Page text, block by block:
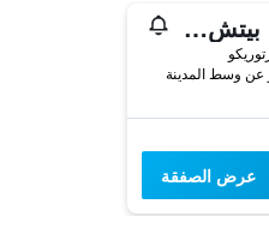
إيس ج بيتش هوتل
عرض الصفقة